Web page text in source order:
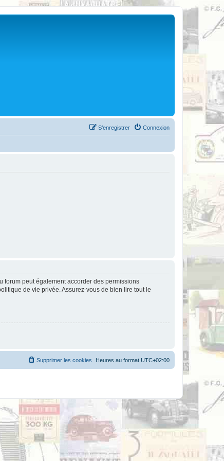
Connexion
S’enregistrer
forum peut également accorder des permissions
de vie privée. Assurez-vous de bien lire tout le
Heures au format UTC+02:00
Supprimer les cookies